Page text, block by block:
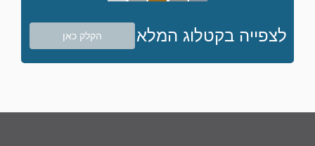
לצפייה בקטלוג המלא הקלק כאן